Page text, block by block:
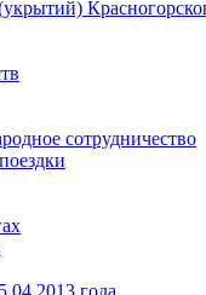
сотрудничество
года